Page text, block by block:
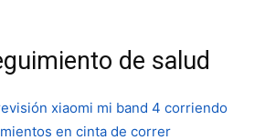
de salud